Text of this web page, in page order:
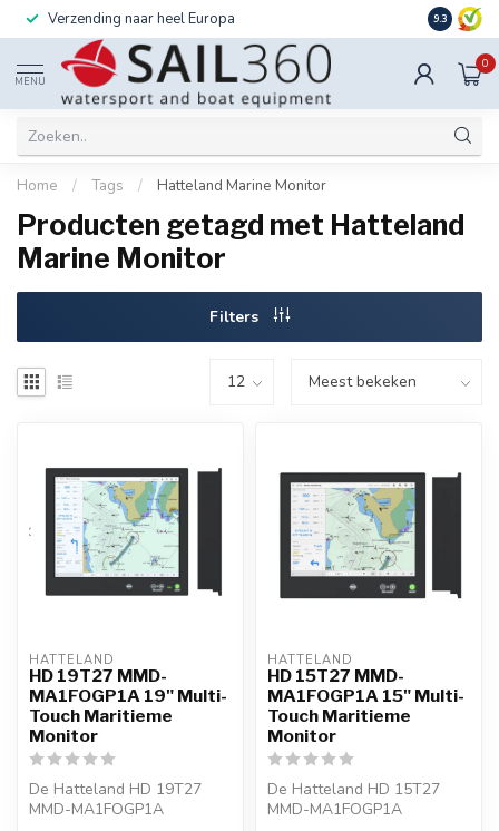
Verzending naar heel Europa Ook
9.3
MENU
0
Home / Tags / Hatteland Marine Monitor
Producten getagd met Hatteland
Marine Monitor
Filters
HATTELAND
HD 19T27 MMD-
MA1FOGP1A 19" Multi-
Touch Maritieme
Monitor
De Hatteland HD 19T27
MMD-MA1FOGP1A
HATTELAND
HD 15T27 MMD-
MA1FOGP1A 15" Multi-
Touch Maritieme
Monitor
De Hatteland HD 15T27
MMD-MA1FOGP1A